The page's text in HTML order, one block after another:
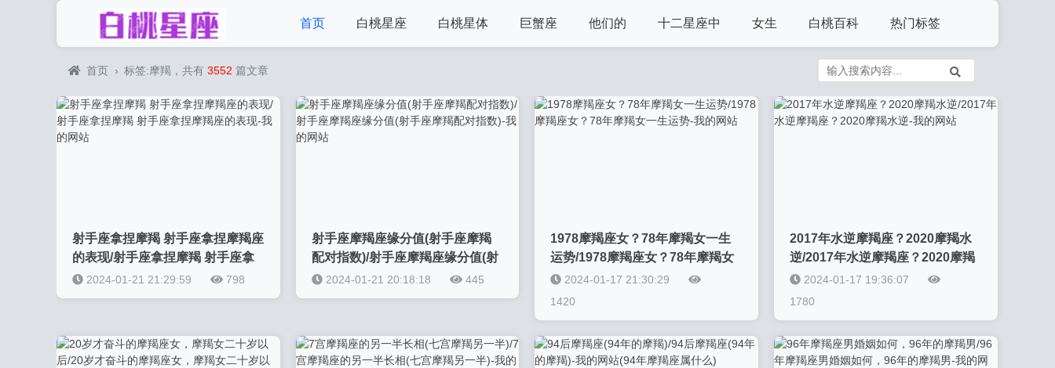
首页 白桃星座 白桃星体 巨蟹座 他们的 十二星座中 女生 白桃百科 热门标签
首页 › 标签:摩羯，共有 3552 篇文章
射手座拿捏摩羯 射手座拿捏摩羯座
的表现/射手座拿捏摩羯 射手座拿
捏摩羯座的表现-我的网站
2024-01-21 21:29:59 798
射手座摩羯座缘分值(射手座摩羯
配对指数)/射手座摩羯座缘分值(射
手座摩羯配对指数)-我的网站
2024-01-21 20:18:18 445
1978摩羯座女？78年摩羯女一生
运势/1978摩羯座女？78年摩羯女
一生运势-我的网站
2024-01-17 21:30:29
1420
2017年水逆摩羯座？2020摩羯水
逆/2017年水逆摩羯座？2020摩羯
水逆-我的网站
2024-01-17 19:36:07
1780